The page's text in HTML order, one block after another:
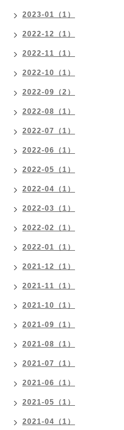
2023-01（1）
2022-12（1）
2022-11（1）
2022-10（1）
2022-09（2）
2022-08（1）
2022-07（1）
2022-06（1）
2022-05（1）
2022-04（1）
2022-03（1）
2022-02（1）
2022-01（1）
2021-12（1）
2021-11（1）
2021-10（1）
2021-09（1）
2021-08（1）
2021-07（1）
2021-06（1）
2021-05（1）
2021-04（1）